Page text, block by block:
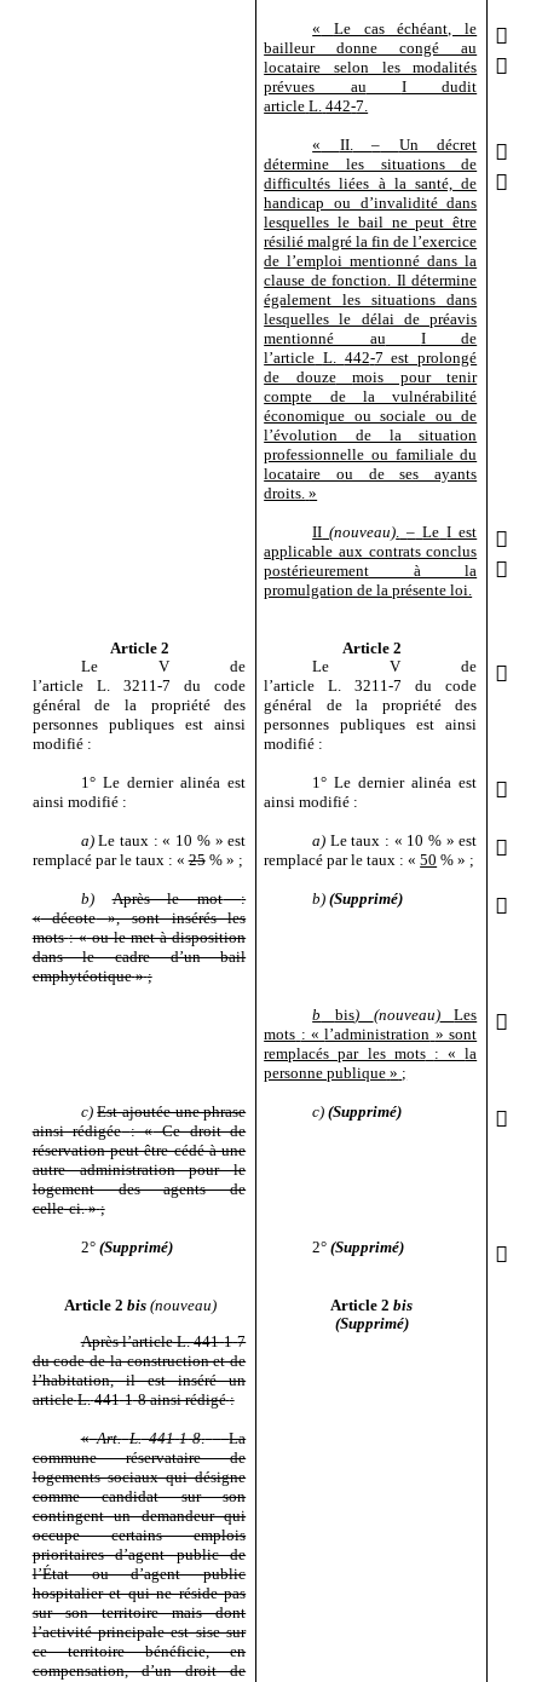
«
Le cas échéant, le
bailleur donne congé au
locataire selon les modalités
prévues au
I dudit
article L. 442‑7.


« II. –
Un décret
détermine les situations de
difficultés liées à la santé, de
handicap ou d’invalidité dans
lesquelles le bail ne peut être
résilié malgré la fin de l’exercice
de l’emploi mentionné dans la
clause de fonction. Il détermine
également les situations dans
lesquelles le délai de préavis
mentionné au
I de
l’article L. 442‑7 est prolongé
de douze
mois pour tenir
compte de la vulnérabilité
économique ou sociale ou de
l’évolution de la situation
professionnelle ou familiale du
locataire ou de ses ayants
droits. »


II (nouveau) – Le I est
applicable aux contrats conclus
postérieurement à la
promulgation de la présente loi.


Article 2
Article 2
Le
V de
l’article
L. 3211 ‑7 du code
général de la propriété des
personnes publiques est ainsi
modifié :
Le
V de
l’article
L. 3211‑7 du code
général de la propriété des
personnes publiques est ainsi
modifié :

1° Le dernier alinéa est
ainsi modifié :
1° Le dernier alinéa est
ainsi modifié : 
a) Le taux : « 10 % » est
remplacé par le taux : « 25 % » ;
a) Le taux : « 10 % » est
remplacé par le taux : « 50 % » ; 
b) Après le mot
:
«
décote
», sont insérés les
mots : « ou le met à disposition
dans le cadre d’un bail
emphytéotique » ;
b) (Supprimé) 
b bis) (nouveau)
Les
mots : « l’administration » sont
remplacés par les mots : « la
personne publique » ;

c) Est ajoutée une phrase
ainsi rédigée : « Ce droit de
réservation peut être cédé à une
autre administration pour le
logement des agents de
celle‑ci. » ;
c) (Supprimé) 
2° (Supprimé) 2° (Supprimé) 
Article 2 bis (nouveau) Article 2 bis
(Supprimé)
Après l’article L. 441‑1‑7
du code de la construction et de
l’habitation, il est inséré un
article L. 441‑1‑8 ainsi rédigé :
« Art. L. 441‑1‑8. – La
commune réservataire de
logements sociaux qui désigne
comme candidat sur son
contingent un demandeur qui
occupe certains emplois
prioritaires d’agent public de
l’État ou d’agent public
hospitalier et qui ne réside pas
sur son territoire mais dont
l’activité principale est sise sur
ce territoire bénéficie, en
compensation, d’un droit de